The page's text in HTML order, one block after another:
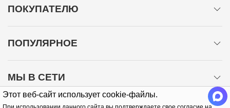
Этот веб-сайт использует cookie-файлы.
ПОКУПАТЕЛЮ
ПОПУЛЯРНОЕ
МЫ В СЕТИ